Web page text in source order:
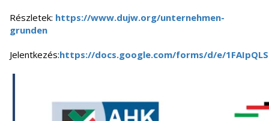
Részletek: https://www.dujw.org/unternehmen-
grunden
Jelentkezés:https://docs.google.com/forms/d/e/